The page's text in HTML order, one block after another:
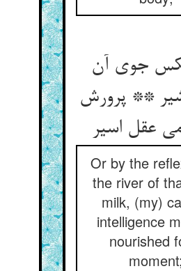
جوی آن
شیر ** پرورش
عقل اسیر
Or by the
the river of
milk, (my)
intelligence
nourished
moment;